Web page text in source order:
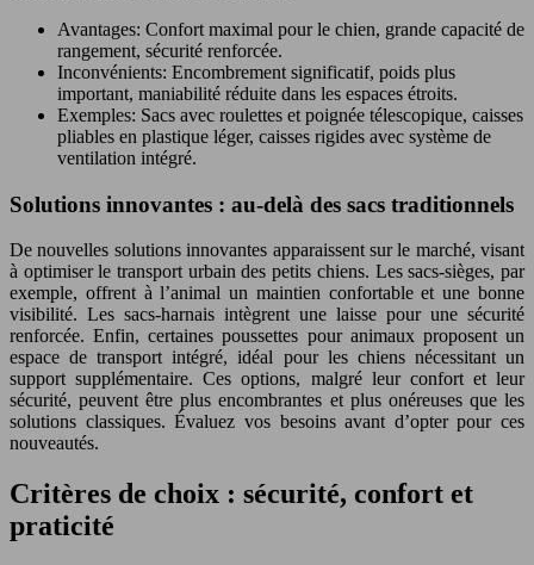
Avantages: Confort maximal pour le chien, grande capacité de
rangement, sécurité renforcée.
Inconvénients: Encombrement significatif, poids plus
important, maniabilité réduite dans les espaces étroits.
Exemples: Sacs avec roulettes et poignée télescopique, caisses
pliables en plastique léger, caisses rigides avec système de
ventilation intégré.
Solutions innovantes : au-delà des sacs traditionnels
De nouvelles solutions innovantes apparaissent sur le marché, visant
à optimiser le transport urbain des petits chiens. Les sacs-sièges, par
exemple, offrent à l’animal un maintien confortable et une bonne
visibilité. Les sacs-harnais intègrent une laisse pour une sécurité
renforcée. Enfin, certaines poussettes pour animaux proposent un
espace de transport intégré, idéal pour les chiens nécessitant un
support supplémentaire. Ces options, malgré leur confort et leur
sécurité, peuvent être plus encombrantes et plus onéreuses que les
solutions classiques. Évaluez vos besoins avant d’opter pour ces
nouveautés.
Critères de choix : sécurité, confort et
praticité